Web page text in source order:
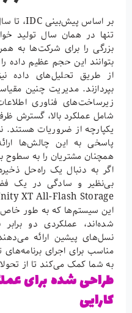
تنها در همان سال تولید
بزرگی را برای شرکت‌ها به
بتوانند این حجم عظیم داده
از طریق تحلیل‌های داده
بپردازند. مدیریت چنین
زیرساخت‌های فناوری
شامل عملکرد بالا، گسترش
پاسخی به این چالش‌ها
همچنان مشتریان را به سطوح
اگر به دنبال یک راه‌حل
این سیستم‌ها که به طور خاص
شده‌اند، عملکردی دو
نسل‌های پیشین ارائه
مناسب برای اجرای
به شما کمک می‌کند تا از
طراحی شده برای
کارایی